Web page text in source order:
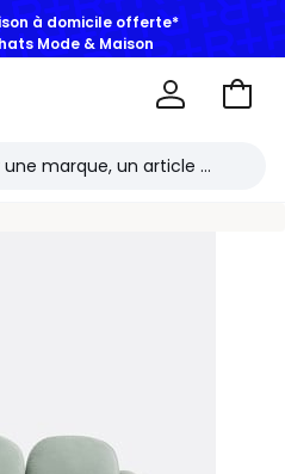
à domicile offerte*
Mode & Maison
Aller